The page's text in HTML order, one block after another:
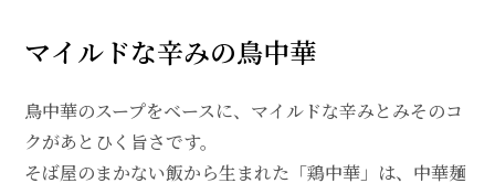
マイルドな辛みの鳥中華
鳥中華のスープをベースに、マイルドな辛みとみそのコ
クがあとひく旨さです。
そば屋のまかない飯から生まれた「鶏中華」は、中華麺